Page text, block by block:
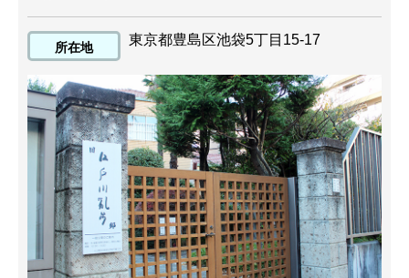
所在地 東京都豊島区池袋5丁目15-17